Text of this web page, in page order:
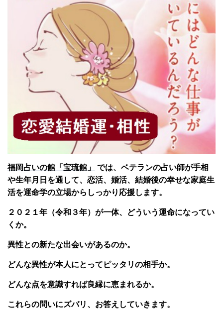
福岡占いの館「宝琉館」
では、ベテランの占い師が手相
や生年月日を通して、恋活、婚活、結婚後の幸せな家庭生
活を運命学の立場からしっかり応援します。
２０２１年（令和３年）が一体、どういう運命になってい
くか。
異性との新たな出会いがあるのか。
どんな異性が本人にとってピッタリの相手か。
どんな点を意識すれば良縁に恵まれるか。
これらの問いにズバリ、お答えしていきます。